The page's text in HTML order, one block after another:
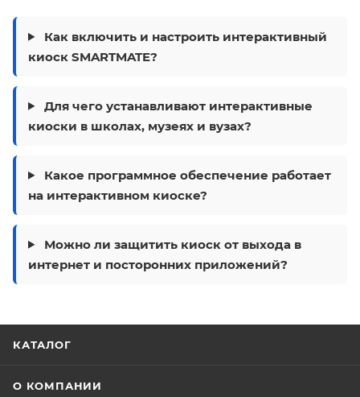
Как включить и настроить интерактивный
киоск SMARTMATE?
Для чего устанавливают интерактивные
киоски в школах, музеях и вузах?
Какое программное обеспечение работает
на интерактивном киоске?
Можно ли защитить киоск от выхода в
интернет и посторонних приложений?
КАТАЛОГ
О КОМПАНИИ